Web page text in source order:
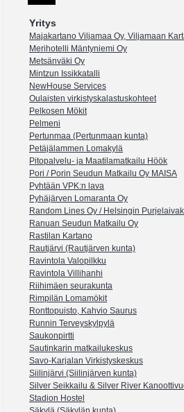
Yritys
Majakartano Viljamaa Oy, Viljamaan
Merihotelli Mäntyniemi Oy
Metsänväki Oy
Mintzun Issikkatalli
NewHouse Services
Oulaisten virkistyskalastuskohteet
Pelkosen Mökit
Pelmeni
Pertunmaa (Pertunmaan kunta)
Petäjälammen Lomakylä
Pitopalvelu- ja Maatilamatkailu Höök
Pori / Porin Seudun Matkailu Oy MAISA
Pyhtään VPK:n lava
Pyhäjärven Lomaranta Oy
Random Lines Oy / Helsingin
Ranuan Seudun Matkailu Oy
Rastilan Kartano
Rautjärvi (Rautjärven kunta)
Ravintola Valopilkku
Ravintola Villihanhi
Riihimäen seurakunta
Rimpilän Lomamökit
Ronttopuisto, Kahvio Saurus
Runnin Terveyskylpylä
Saukonpirtti
Sautinkarin matkailukeskus
Savo-Karjalan Virkistyskeskus
Siilinjärvi (Siilinjärven kunta)
Silver Seikkailu & Silver River
Stadion Hostel